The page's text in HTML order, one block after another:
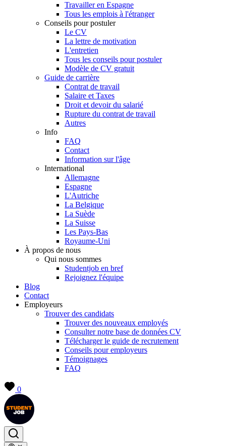
Travailler en Espagne
Tous les emplois à l'étranger
Conseils pour postuler
Le CV
La lettre de motivation
L'entretien
Tous les conseils pour postuler
Modèle de CV gratuit
Guide de carrière
Contrat de travail
Salaire et Taxes
Droit et devoir du salarié
Rupture du contrat de travail
Autres
Info
FAQ
Contact
Information sur l'âge
International
Allemagne
Espagne
L'Autriche
La Belgique
La Suède
La Suisse
Les Pays-Bas
Royaume-Uni
À propos de nous
Qui nous sommes
Studentjob en bref
Rejoignez l'équipe
Blog
Contact
Employeurs
Trouver des candidats
Trouver des nouveaux employés
Consulter notre base de données CV
Télécharger le guide de recrutement
Conseils pour employeurs
Témoignages
FAQ
0